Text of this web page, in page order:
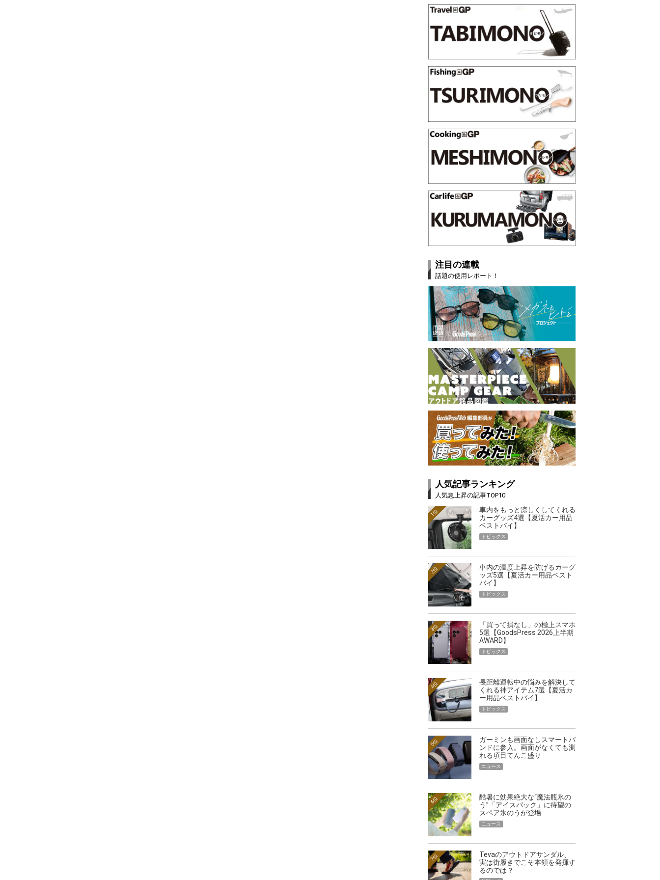
注目の連載
話題の使用レポート！
人気記事ランキング
人気急上昇の記事TOP10
車内をもっと涼しくしてくれる
カーグッズ4選【夏活カー用品
ベストバイ】
1位
トピックス
車内の温度上昇を防げるカーグ
ッズ5選【夏活カー用品ベスト
バイ】
2位
トピックス
「買って損なし」の極上スマホ
5選【GoodsPress 2026上半期
AWARD】
3位
トピックス
長距離運転中の悩みを解決して
くれる神アイテム7選【夏活カ
ー用品ベストバイ】
4位
トピックス
ガーミンも画面なしスマートバ
ンドに参入。画面がなくても測
れる項目てんこ盛り
5位
ニュース
酷暑に効果絶大な“魔法瓶氷の
う”「アイスパック」に待望の
スペア氷のうが登場
6位
ニュース
Tevaのアウトドアサンダル、
実は街履きでこそ本領を発揮す
るのでは？
7位